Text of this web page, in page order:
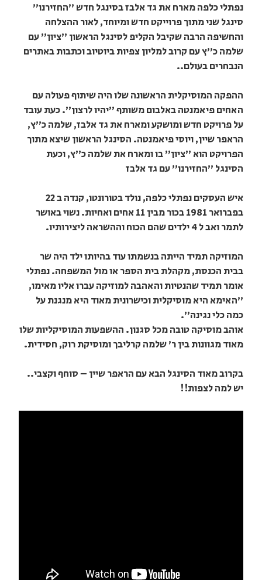
נפתלי כלפה מארח את גד אלבז בסינגל חדש "החזירנו"
סינגל שני מתוך פרוייקט חדש ומיוחד, לאור ההצלחה
והחשיפה הרבה שקיבל הקליפ לסינגל הראשון "ציון" עם
שלמה כ"ץ עם קרוב למליון צפיות ביוטיוב וכתבות באתרים
הנבחרים בעולם..
ההפקה המוסיקלית הראשונה שלו היה שיתוף פעולה עם
האחים פיאמנטה באלבום משותף "יהיו לרצון". כעת עובד
על פרויקט חדש ומושקע ומארח את גד אלבז, שלמה כ"ץ,
הראפר שיין, ויוסי פיאמנטה. הסינגל הראשון שיצא מתוך
הפרויקט הוא "ציון" בו ומארח את שלמה כ"ץ, וכעת
הסינגל "החזירנו" עם גד אלבז
איש העסקים נפתלי כלפה, נולד בטורונטו, קנדה ב 22
בפברואר 1981 בכור מבין 11 אחים ואחיות. נשוי באושר
לתמר ואב ל 4 ילדים שהם הכוח וההשראה ליצירותיו.
המוזיקה תמיד הייתה בנשמתו עוד בהיותו ילד היה שר
בבית הכנסת, מקהלת בית הספר או מול המשפחה. נפתלי
אומר תמיד שהנטיות והאהבה למוזיקה עברו אליו מאימו,
"האימא היא מוסיקלית וכישרונית מאוד היא מנגנת על
כמה כלי נגינה".
אוהב מוסיקה טובה מכל סגנון. ההשפעות המוסיקליות שלו
מאוד מגוונות בין ר' שלמה קרליבך ומוסיקת רוק, חסידית.
בקרוב מאוד הסינגל הבא עם הראפר שיין – סוחף וקצבי..
יש למה לצפות!!